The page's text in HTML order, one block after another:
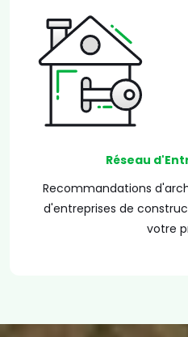
Réseau
Recommandations
d'entreprises de
votre